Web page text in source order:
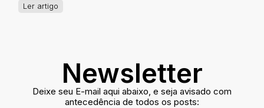
Ler artigo
Newsletter
Deixe seu E-mail aqui abaixo, e seja avisado com
antecedência de todos os posts: